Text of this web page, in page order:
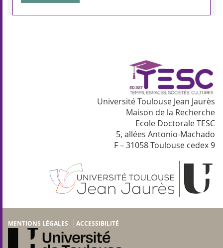
Université Toulouse Jean Jaurès
Maison de la Recherche
Ecole Doctorale TESC
5, allées Antonio-Machado
F – 31058 Toulouse cedex 9
MENTIONS LÉGALES ACCESSIBILITÉ